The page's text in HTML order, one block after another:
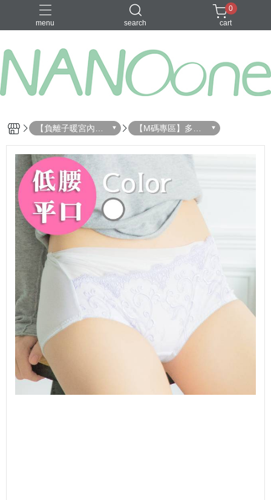
menu search
募資金額 100
0
cart
【負離子暖宮內
褲】尺寸選擇
【M碼專區】多件
優惠